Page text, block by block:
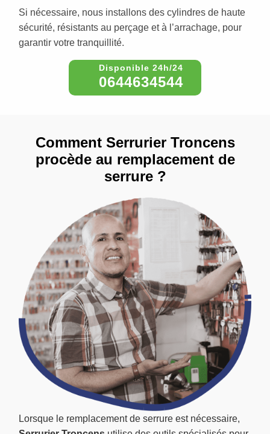
Si nécessaire, nous installons des cylindres de haute
sécurité, résistants au perçage et à l’arrachage, pour
garantir votre tranquillité.
0644634544
Lorsque le remplacement de serrure est nécessaire,
Comment Serrurier Troncens
procède au remplacement de
serrure ?